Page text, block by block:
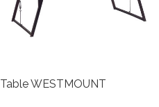
Table WESTMOUNT